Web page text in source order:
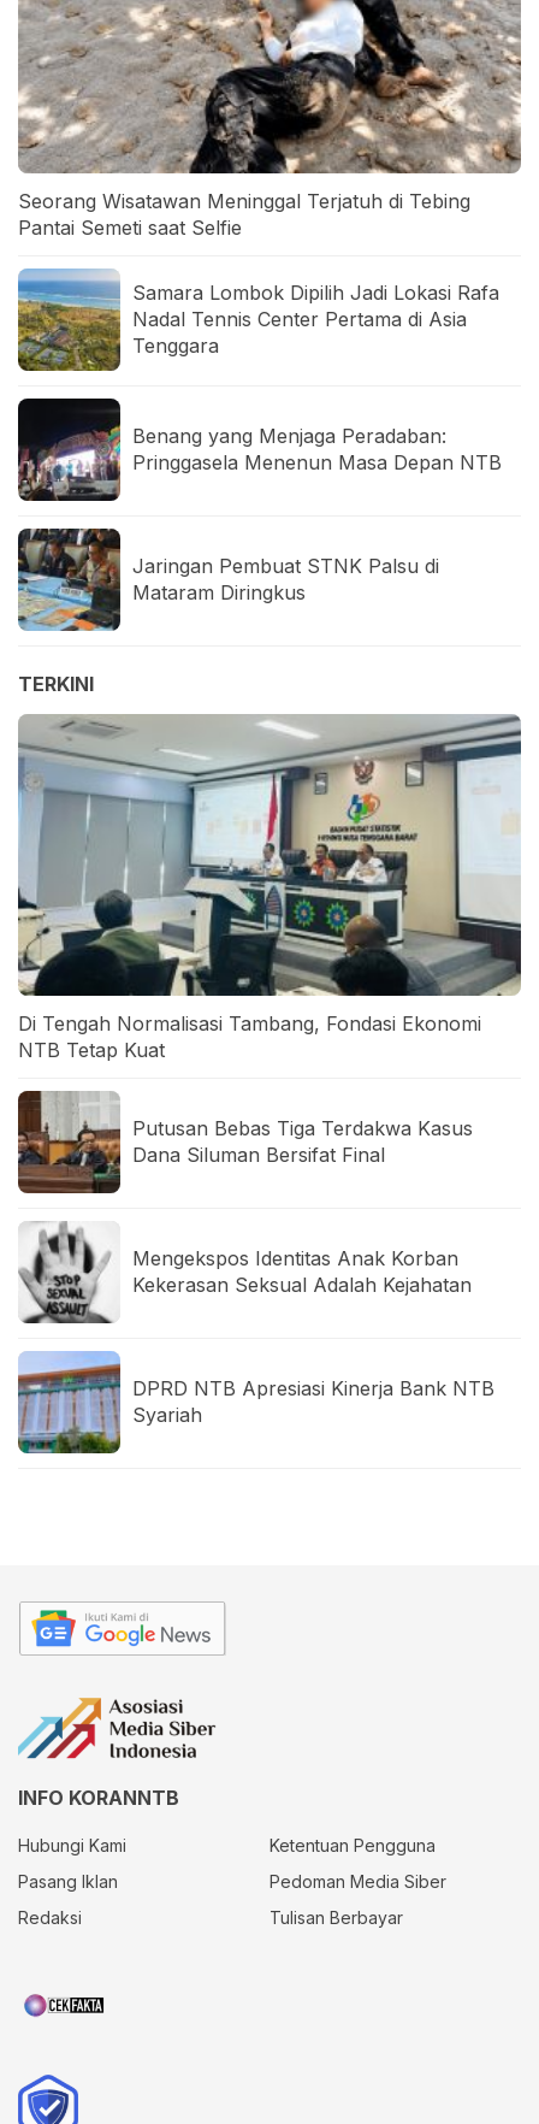
Seorang Wisatawan Meninggal Terjatuh di Tebing
Pantai Semeti saat Selfie
Samara Lombok Dipilih Jadi Lokasi Rafa
Nadal Tennis Center Pertama di Asia
Tenggara
Benang yang Menjaga Peradaban:
Pringgasela Menenun Masa Depan NTB
Jaringan Pembuat STNK Palsu di
Mataram Diringkus
TERKINI
Di Tengah Normalisasi Tambang, Fondasi Ekonomi
NTB Tetap Kuat
Putusan Bebas Tiga Terdakwa Kasus
Dana Siluman Bersifat Final
Mengekspos Identitas Anak Korban
Kekerasan Seksual Adalah Kejahatan
DPRD NTB Apresiasi Kinerja Bank NTB
Syariah
INFO KORANNTB
Hubungi Kami
Ketentuan Pengguna
Pasang Iklan
Pedoman Media Siber
Redaksi
Tulisan Berbayar